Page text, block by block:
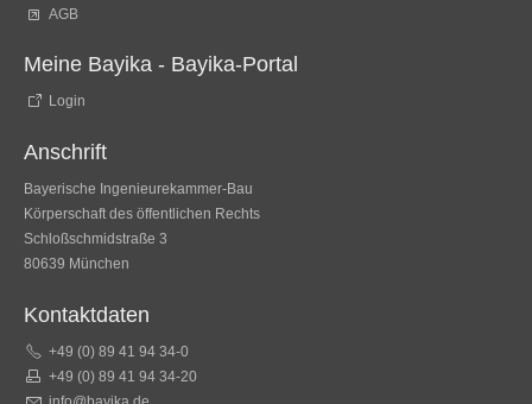
AGB
Meine Bayika - Bayika-Portal
Login
Anschrift
Bayerische Ingenieurekammer-Bau
Körperschaft des öffentlichen Rechts
Schloßschmidstraße 3
80639 München
Kontaktdaten
+49 (0) 89 41 94 34-0
+49 (0) 89 41 94 34-20